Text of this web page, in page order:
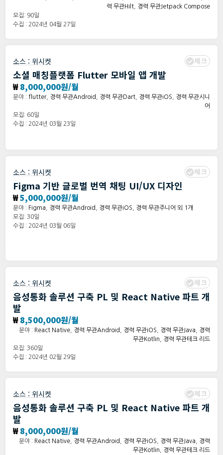
력 무관Hilt
경력 무관Jetpack Compose
모집: 90일
수집 : 2024년 04월 27일
소스 : 위시켓 체크
소셜 매칭플랫폼 Flutter 모바일 앱 개발
₩8,000,000원/월
분야 : flutter, 경력 무관Android 경력 무관Dart 경력 무관iOS
경력 무관시니
어
모집: 60일
수집 : 2024년 03월 23일
소스 : 위시켓 체크
Figma 기반 글로벌 번역 채팅 UI/UX 디자인
₩5,000,000원/월
분야 : Figma 경력 무관Android 경력 무관iOS
경력 무관주니어 외 1개
모집: 30일
수집 : 2024년 03월 06일
소스 : 위시켓 체크
음성통화 솔루션 구축 PL 및 React Native 파트 개
발
₩8,500,000원/월
분야 : React Native 경력 무관Android 경력 무관iOS 경력 무관Java
경력
무관Kotlin
경력 무관테크 리드
모집: 360일
수집 : 2024년 02월 29일
소스 : 위시켓 체크
음성통화 솔루션 구축 PL 및 React Native 파트 개
발
₩8,000,000원/월
분야 : React Native 경력 무관Android 경력 무관iOS 경력 무관Java
경력
무관Kotlin
경력 무관테크 리드